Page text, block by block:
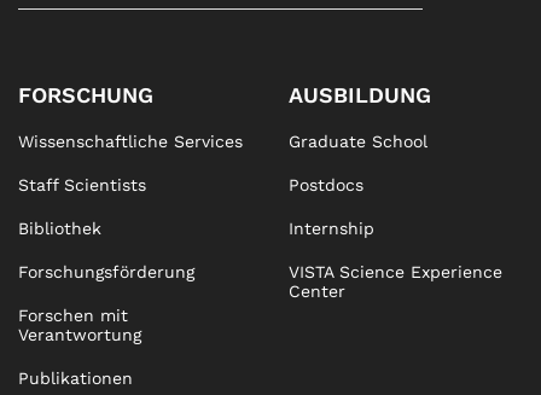
FORSCHUNG
Wissenschaftliche Services
Staff Scientists
Bibliothek
Forschungsförderung
Forschen mit
Verantwortung
Publikationen
AUSBILDUNG
Graduate School
Postdocs
Internship
VISTA Science Experience
Center